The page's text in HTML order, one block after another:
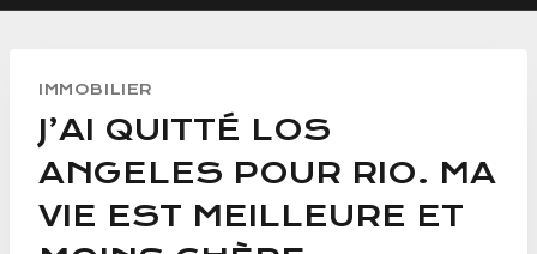
IMMOBILIER
J’AI QUITTÉ LOS
ANGELES POUR RIO. MA
VIE EST MEILLEURE ET